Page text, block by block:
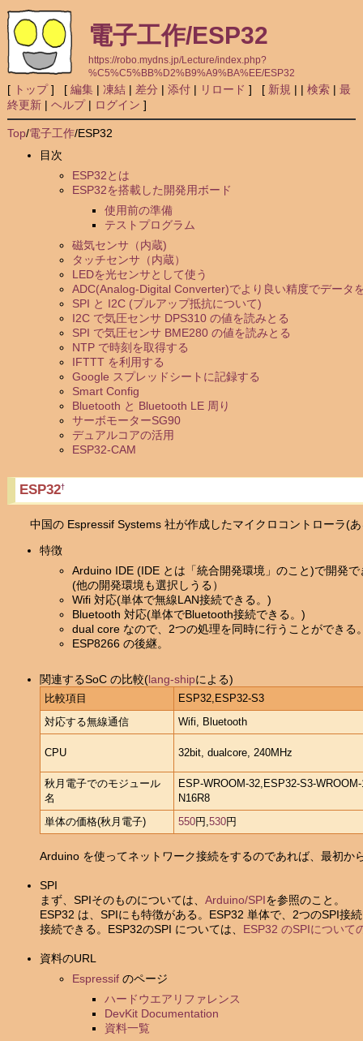
電子工作/ESP32
https://robo.mydns.jp/Lecture/index.php?
%C5%C5%BB%D2%B9%A9%BA%EE/ESP32
[ トップ] [ 編集| 凍結 | 差分 | 添付| リロード ] [ 新規 | | 検索| 最
終更新| ヘルプ| ログイン ]
Top/電子工作/ESP32
目次
ESP32とは
ESP32を搭載した開発用ボード
使用前の準備
テストプログラム
磁気センサ（内蔵)
タッチセンサ（内蔵）
LEDを光センサとして使う
ADC(Analog-Digital Converter)でより良い精度でデータ
SPI と I2C (プルアップ抵抗について)
I2C で気圧センサ DPS310 の値を読みとる
SPI で気圧センサ BME280 の値を読みとる
NTP で時刻を取得する
IFTTT を利用する
Google スプレッドシートに記録する
Smart Config
Bluetooth と Bluetooth LE 周り
サーボモーターSG90
デュアルコアの活用
ESP32-CAM
ESP32†
中国の Espressif Systems 社が作成したマイクロコントローラ(あ
特徴
Arduino IDE (IDE とは「統合開発環境」のこと)で開発で
(他の開発環境も選択しうる）
Wifi 対応(単体で無線LAN接続できる。)
Bluetooth 対応(単体でBluetooth接続できる。)
dual core なので、2つの処理を同時に行うことができる
ESP8266 の後継。
関連するSoC の比較(lang-shipによる)
比較項目
ESP32,ESP32-S3
対応する無線通信
Wifi, Bluetooth
CPU 32bit, dualcore, 240MHz
秋月電子でのモジュール
名
ESP-WROOM-32,ESP32-S3-WROOM-
N16R8
単体の価格(秋月電子)
550円, 530円
Arduino を使ってネットワーク接続をするのであれば、最初か
SPI
まず、SPIそのものについては、 Arduino/SPIを参照のこと。
ESP32 は、SPIにも特徴がある。ESP32 単体で、2つのSPI接
接続できる。ESP32のSPI については、 ESP32 のSPIについて
資料のURL
Espressifのページ
ハードウエアリファレンス
DevKit Documentation
資料一覧